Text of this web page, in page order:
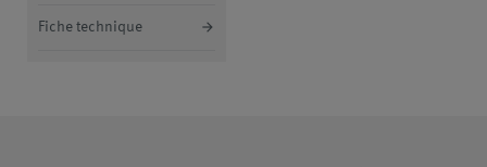
Fiche technique